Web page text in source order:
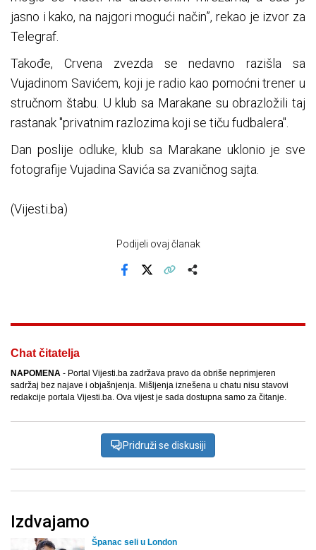
jasno i kako, na najgori mogući način”, rekao je izvor za
Telegraf.
Takođe, Crvena zvezda se nedavno razišla sa
Vujadinom Savićem, koji je radio kao pomoćni trener u
stručnom štabu. U klub sa Marakane su obrazložili taj
rastanak "privatnim razlozima koji se tiču fudbalera".
Dan poslije odluke, klub sa Marakane uklonio je sve
fotografije Vujadina Savića sa zvaničnog sajta.
(Vijesti.ba)
Podijeli ovaj članak
Chat čitatelja
NAPOMENA - Portal Vijesti.ba zadržava pravo da obriše neprimjeren
sadržaj bez najave i objašnjenja. Mišljenja iznešena u chatu nisu stavovi
redakcije portala Vijesti.ba. Ova vijest je sada dostupna samo za čitanje.
Pridruži se diskusiji
Izdvajamo
Španac seli u London